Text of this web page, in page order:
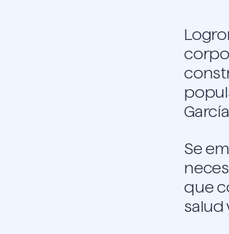
Se
que
salud